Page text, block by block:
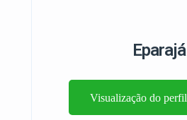
Eparajá
Visualização do perfil